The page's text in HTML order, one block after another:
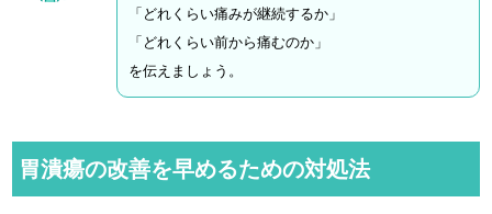
「どれくらい痛みが継続するか」
「どれくらい前から痛むのか」
を伝えましょう。
胃潰瘍の改善を早めるための対処法